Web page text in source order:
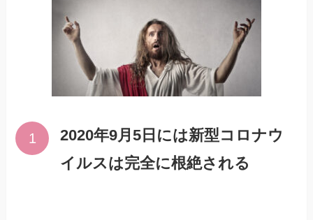
2020年9月5日には新型コロナウ
イルスは完全に根絶される